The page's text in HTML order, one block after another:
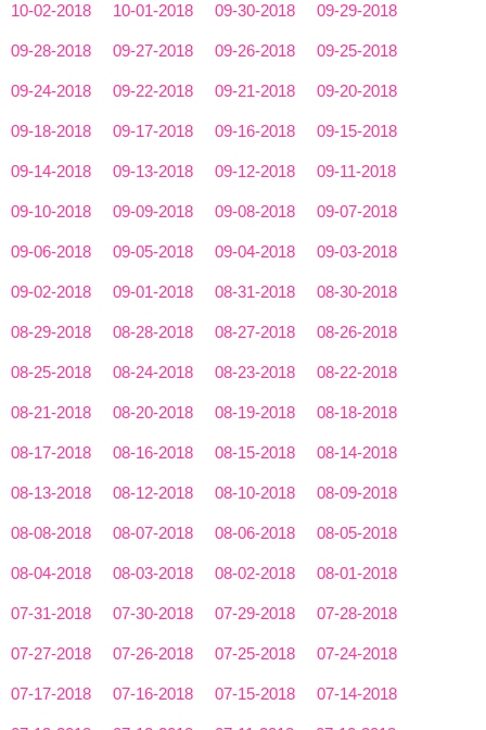
10-02-2018 10-01-2018 09-30-2018 09-29-2018
09-28-2018 09-27-2018 09-26-2018 09-25-2018
09-24-2018 09-22-2018 09-21-2018 09-20-2018
09-18-2018 09-17-2018 09-16-2018 09-15-2018
09-14-2018 09-13-2018 09-12-2018 09-11-2018
09-10-2018 09-09-2018 09-08-2018 09-07-2018
09-06-2018 09-05-2018 09-04-2018 09-03-2018
09-02-2018 09-01-2018 08-31-2018 08-30-2018
08-29-2018 08-28-2018 08-27-2018 08-26-2018
08-25-2018 08-24-2018 08-23-2018 08-22-2018
08-21-2018 08-20-2018 08-19-2018 08-18-2018
08-17-2018 08-16-2018 08-15-2018 08-14-2018
08-13-2018 08-12-2018 08-10-2018 08-09-2018
08-08-2018 08-07-2018 08-06-2018 08-05-2018
08-04-2018 08-03-2018 08-02-2018 08-01-2018
07-31-2018 07-30-2018 07-29-2018 07-28-2018
07-27-2018 07-26-2018 07-25-2018 07-24-2018
07-17-2018 07-16-2018 07-15-2018 07-14-2018